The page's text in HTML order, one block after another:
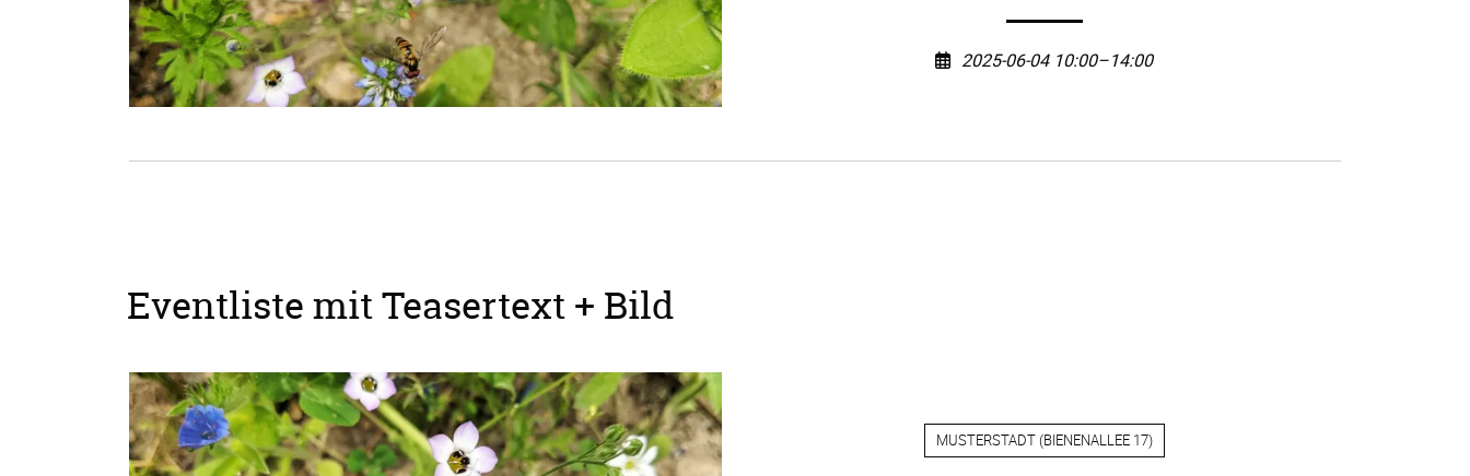
2025-06-04 10:00–14:00
Eventliste mit Teasertext + Bild
MUSTERSTADT(BIENENALLEE 17)